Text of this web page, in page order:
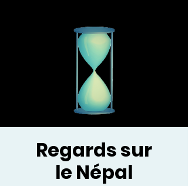
Regards sur
le Népal